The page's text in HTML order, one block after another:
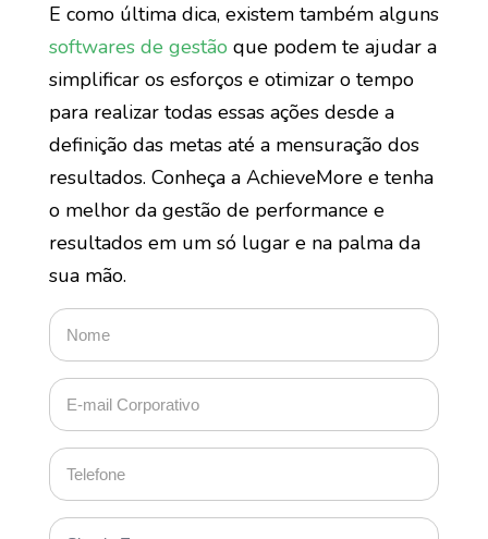
E como última dica, existem também alguns
softwares de gestão que podem te ajudar a
simplificar os esforços e otimizar o tempo
para realizar todas essas ações desde a
definição das metas até a mensuração dos
resultados. Conheça a AchieveMore e tenha
o melhor da gestão de performance e
resultados em um só lugar e na palma da
sua mão.